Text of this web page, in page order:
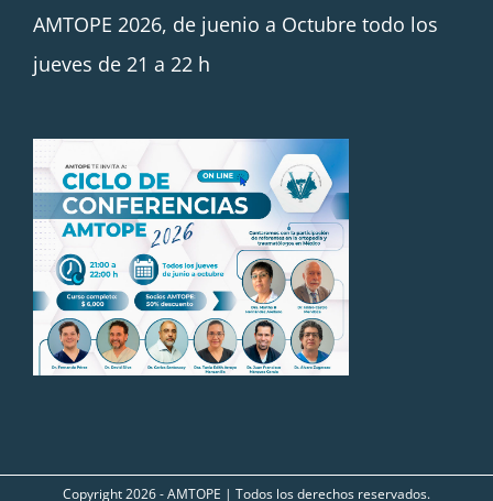
AMTOPE 2026, de juenio a Octubre todo los
jueves de 21 a 22 h
Copyright2026 - AMTOPE | Todos los derechos reservados.